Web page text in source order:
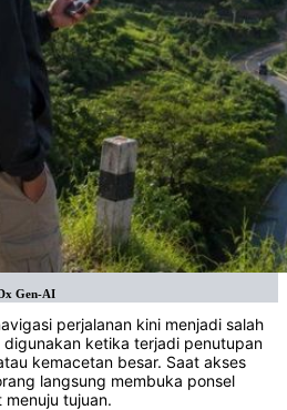
Gen-AI
perjalanan kini menjadi salah
ketika terjadi penutupan
kemacetan besar. Saat akses
langsung membuka ponsel
tujuan.